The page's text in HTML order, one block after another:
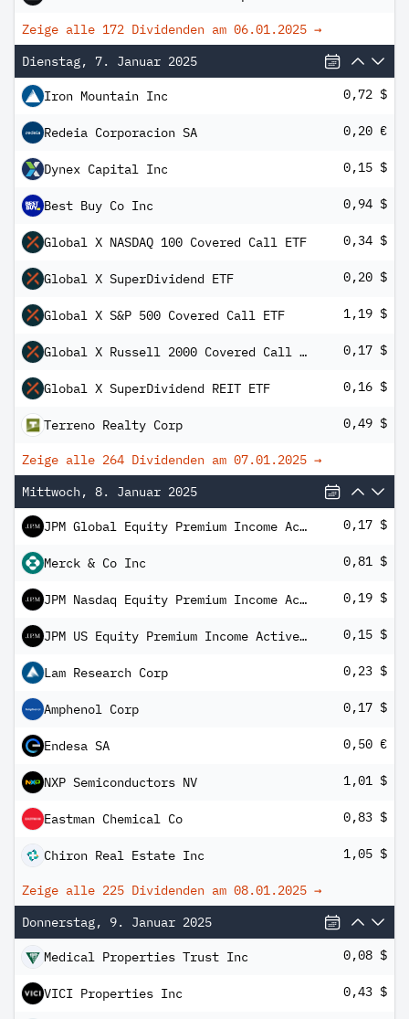
Zeige alle 172 Dividenden am 06.01.2025 →
Dienstag, 7. Januar 2025
Iron Mountain Inc 0,72 $
Redeia Corporacion SA 0,20 €
Dynex Capital Inc 0,15 $
Best Buy Co Inc 0,94 $
Global X NASDAQ 100 Covered Call ETF 0,34 $
Global X SuperDividend ETF 0,20 $
Global X S&P 500 Covered Call ETF 1,19 $
Global X Russell 2000 Covered Call ETF 0,17 $
Global X SuperDividend REIT ETF 0,16 $
Terreno Realty Corp 0,49 $
Zeige alle 264 Dividenden am 07.01.2025 →
Mittwoch, 8. Januar 2025
JPM Global Equity Premium Income Active UCITS ETF - USD (dist) 0,17 $
Merck & Co Inc 0,81 $
JPM Nasdaq Equity Premium Income Active UCITS ETF USD Dist 0,19 $
JPM US Equity Premium Income Active UCITS ETF USD Dist 0,15 $
Lam Research Corp 0,23 $
Amphenol Corp 0,17 $
Endesa SA 0,50 €
NXP Semiconductors NV 1,01 $
Eastman Chemical Co 0,83 $
Chiron Real Estate Inc 1,05 $
Zeige alle 225 Dividenden am 08.01.2025 →
Donnerstag, 9. Januar 2025
Medical Properties Trust Inc 0,08 $
VICI Properties Inc 0,43 $